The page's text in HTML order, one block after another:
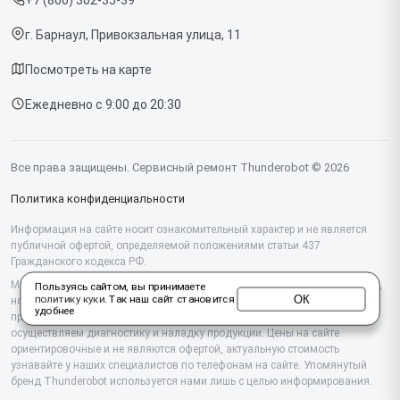
Срочный ремонт
Доставка и способы оплаты
Диагностика
Контакты
г. Барнаул, Привокзальная улица, 11
Посмотреть на карте
Ежедневно с 9:00 до 20:30
Все права защищены. Сервисный ремонт Thunderobot © 2026
Политика конфиденциальности
Информация на сайте носит ознакомительный характер и не является
публичной офертой, определяемой положениями статьи 437
Гражданского кодекса РФ.
Мы специализируемся на обслуживании и ремонте техники Thunderobot,
но не являемся их официальным представителем. Предоставляем
профессиональные услуги после истечения гарантии, а также
осуществляем диагностику и наладку продукции. Цены на сайте
ориентировочные и не являются офертой, актуальную стоимость
узнавайте у наших специалистов по телефонам на сайте. Упомянутый
бренд Thunderobot используется нами лишь с целью информирования.
Пользуясь сайтом, вы принимаете
политику куки. Так наш сайт становится
удобнее
ОК